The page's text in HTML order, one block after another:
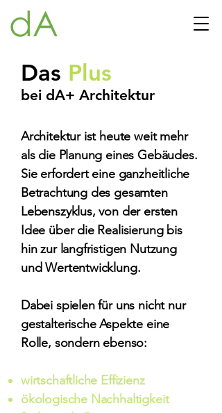
Das Plus
bei dA+ Architektur
Architektur ist heute weit mehr
als die Planung eines Gebäudes.
Sie erfordert eine ganzheitliche
Betrachtung des gesamten
Lebenszyklus, von der ersten
Idee über die Realisierung bis
hin zur langfristigen Nutzung
und Wertentwicklung.
Dabei spielen für uns nicht nur
gestalterische Aspekte eine
Rolle, sondern ebenso:
wirtschaftliche Effizienz
ökologische Nachhaltigkeit